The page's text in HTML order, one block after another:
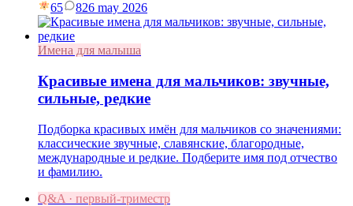
65 826 may 2026
Имена для малыша
Красивые имена для мальчиков: звучные,
сильные, редкие
Подборка красивых имён для мальчиков со значениями:
классические звучные, славянские, благородные,
международные и редкие. Подберите имя под отчество
и фамилию.
Q&A · первый-триместр